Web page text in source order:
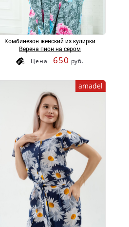
Комбинезон женский из кулирки
Верена пион на сером
Цена 650 руб.
amadel